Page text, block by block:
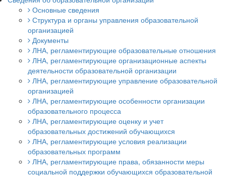
Основные сведения
Структура и органы управления образовательной
организацией
Документы
ЛНА, регламентирующие образовательные отношения
ЛНА, регламентирующие организационные аспекты
деятельности образовательной организации
ЛНА, регламентирующие управление образовательной
организацией
ЛНА, регламентирующие особенности организации
образовательного процесса
ЛНА, регламентирующие оценку и учет
образовательных достижений обучающихся
ЛНА, регламентирующие условия реализации
образовательных программ
ЛНА, регламентирующие права, обязанности меры
социальной поддержки обучающихся образовательной